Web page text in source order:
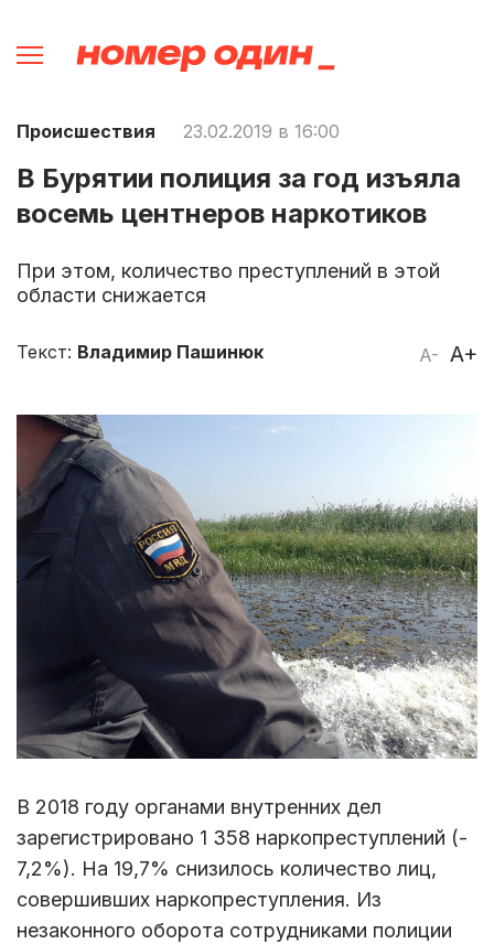
Происшествия 23.02.2019 в 16:00
В Бурятии полиция за год изъяла
восемь центнеров наркотиков
При этом, количество преступлений в этой
области снижается
A- A+
Текст: Владимир Пашинюк
В 2018 году органами внутренних дел
зарегистрировано 1 358 наркопреступлений (-
7,2%). На 19,7% снизилось количество лиц,
совершивших наркопреступления. Из
незаконного оборота сотрудниками полиции